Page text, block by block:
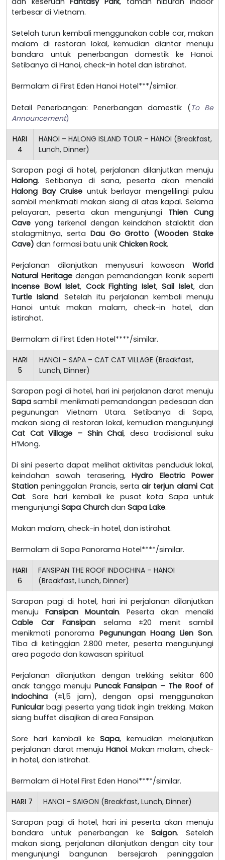
terbesar di Vietnam.
Setelah turun kembali menggunakan cable car, makan
malam di restoran lokal, kemudian diantar menuju
bandara untuk penerbangan domestik ke Hanoi.
Setibanya di Hanoi, check-in hotel dan istirahat.
Bermalam di First Eden Hanoi Hotel***/similar.
Detail Penerbangan: Penerbangan domestik (To Be
Announcement)
HARI
4
HANOI – HALONG ISLAND TOUR – HANOI (Breakfast,
Lunch, Dinner)
Sarapan pagi di hotel, perjalanan dilanjutkan menuju
Halong. Setibanya di sana, peserta akan menaiki
Halong Bay Cruise untuk berlayar mengelilingi pulau
sambil menikmati makan siang di atas kapal. Selama
pelayaran, peserta akan mengunjungi Thien Cung
Cave yang terkenal dengan keindahan stalaktit dan
stalagmitnya, serta Dau Go Grotto (Wooden Stake
Cave) dan formasi batu unik Chicken Rock.
Perjalanan dilanjutkan menyusuri kawasan World
Natural Heritage dengan pemandangan ikonik seperti
Incense Bowl Islet, Cock Fighting Islet, Sail Islet, dan
Turtle Island. Setelah itu perjalanan kembali menuju
Hanoi untuk makan malam, check-in hotel, dan
istirahat.
Bermalam di First Eden Hotel****/similar.
HARI
5
HANOI – SAPA – CAT CAT VILLAGE (Breakfast,
Lunch, Dinner)
Sarapan pagi di hotel, hari ini perjalanan darat menuju
Sapa sambil menikmati pemandangan pedesaan dan
pegunungan Vietnam Utara. Setibanya di Sapa,
makan siang di restoran lokal, kemudian mengunjungi
Cat Cat Village – Shin Chai, desa tradisional suku
H’Mong.
Di sini peserta dapat melihat aktivitas penduduk lokal,
keindahan sawah terasering,Hydro Electric Power
Station peninggalan Prancis, sertaair terjun alami Cat
Cat. Sore hari kembali ke pusat kota Sapa untuk
mengunjungi Sapa Church dan Sapa Lake.
Makan malam, check-in hotel, dan istirahat.
Bermalam di Sapa Panorama Hotel****/similar.
HARI
6
FANSIPAN THE ROOF INDOCHINA – HANOI
(Breakfast, Lunch, Dinner)
Sarapan pagi di hotel, hari ini perjalanan dilanjutkan
menuju Fansipan Mountain. Peserta akan menaiki
Cable Car Fansipanselama ±20 menit sambil
menikmati panorama Pegunungan Hoang Lien Son.
Tiba di ketinggian 2.800 meter, peserta mengunjungi
area pagoda dan kawasan spiritual.
Perjalanan dilanjutkan dengan trekking sekitar 600
anak tangga menuju Puncak Fansipan – The Roof of
Indochina (±1,5 jam), dengan opsi menggunakan
Funicularbagi peserta yang tidak ingin trekking. Makan
siang buffet disajikan di area Fansipan.
Sore hari kembali keSapa, kemudian melanjutkan
perjalanan darat menuju Hanoi. Makan malam, check-
in hotel, dan istirahat.
Bermalam di Hotel First Eden Hanoi****/similar.
HARI 7 HANOI – SAIGON (Breakfast, Lunch, Dinner)
Sarapan pagi di hotel, hari ini peserta akan menuju
bandara untuk penerbangan keSaigon. Setelah
makan siang, perjalanan dilanjutkan dengan city tour
mengunjungi bangunan bersejarah peninggalan